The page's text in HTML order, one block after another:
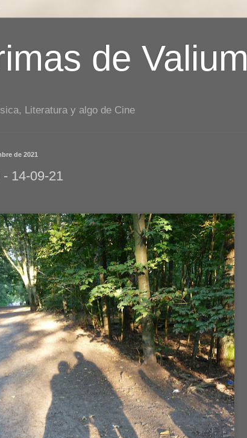
de Valium
Literatura y algo de Cine
de 2021
14-09-21